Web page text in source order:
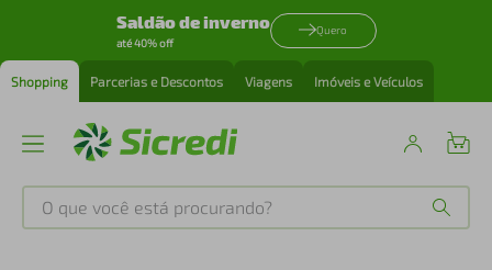
Saldão de inverno
até 40% off
Quero
Shopping Parcerias e Descontos Viagens Imóveis e Veículos
O que você está procurando?